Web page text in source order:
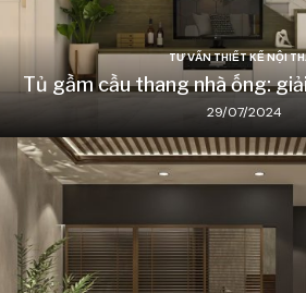
TƯ VẤN THIẾT KẾ NỘI
Tủ gầm cầu thang nhà ống:
29/07/2024